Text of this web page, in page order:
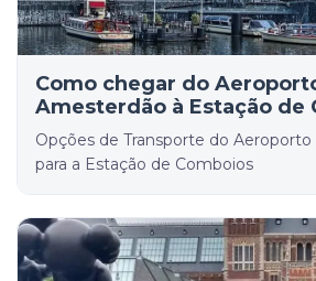
Como chegar do
Amesterdão à Estação de
Opções de Transporte do
para a Estação de Comboios